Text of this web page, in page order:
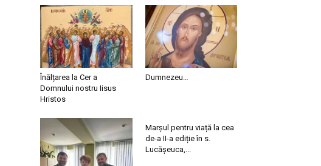
Înălțarea la Cer a
Domnului nostru Iisus
Hristos
Dumnezeu…
Marșul pentru viață la cea
de-a II-a ediție în s.
Lucășeuca,...